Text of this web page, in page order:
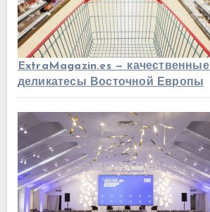
ExtraMagazin.es —
деликатесы Восточной Европы